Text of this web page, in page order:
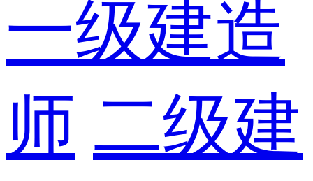
一级建造
师 二级建